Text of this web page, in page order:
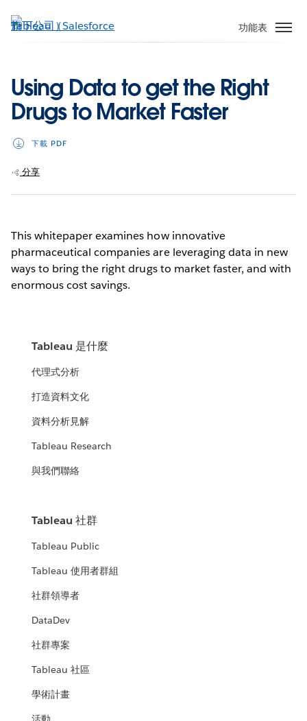
至
功能表
Using Data to get the Right
Drugs to Market Faster
下載 PDF
分享
This whitepaper examines how innovative
pharmaceutical companies are leveraging data in new
ways to bring the right drugs to market faster, and with
enormous cost savings.
Tableau 是什麼
代理式分析
打造資料文化
資料分析見解
Tableau Research
與我們聯絡
Tableau 社群
Tableau Public
Tableau 使用者群組
社群領導者
DataDev
社群專案
Tableau 社區
學術計畫